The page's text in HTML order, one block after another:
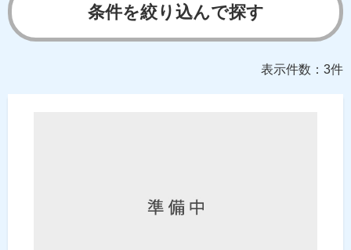
条件を絞り込んで探す
表示件数：3件